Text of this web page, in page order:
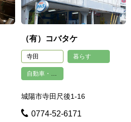
（有）コバタケ
寺田 暮らす
自動車・自転車
城陽市寺田尺後1-16
0774-52-6171